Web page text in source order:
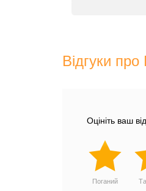
Відгуки про
Оцініть ваш
Поганий